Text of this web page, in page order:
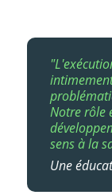
Notre rôle
sens à la
Une